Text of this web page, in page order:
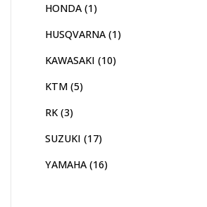
HONDA (1)
HUSQVARNA (1)
KAWASAKI (10)
KTM (5)
RK (3)
SUZUKI (17)
YAMAHA (16)